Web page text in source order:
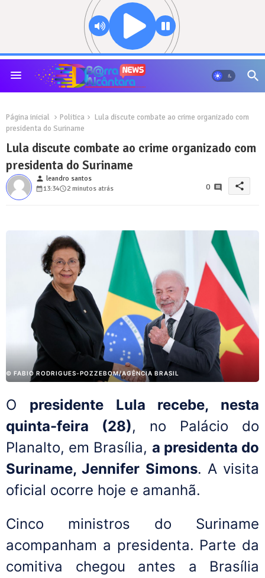
Página inicial Politica
Lula discute combate ao crime organizado com
presidenta do Suriname
Lula discute combate ao crime organizado com
presidenta do Suriname
person leandro santos
13:34
2 minutos atrás 0 share
© FABIO RODRIGUES-POZZEBOM/AGÊNCIA BRASIL
O presidente Lula recebe, nesta
quinta-feira (28), no Palácio do
Planalto, em Brasília, a presidenta do
Suriname, Jennifer Simons. A visita
oficial ocorre hoje e amanhã.
Cinco ministros do Suriname
acompanham a presidenta. Parte da
comitiva chegou antes a Brasília